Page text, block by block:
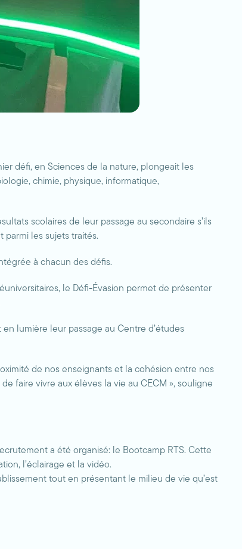
défi, en Sciences de la nature, plongeait les
chimie, physique, informatique,
scolaires de leur passage au secondaire s’ils
parmi les sujets traités.
à chacun des défis.
le Défi-Évasion permet de présenter
lumière leur passage au Centre d’études
de nos enseignants et la cohésion entre nos
faire vivre aux élèves la vie au CECM », souligne
a été organisé: le Bootcamp RTS. Cette
l’éclairage et la vidéo.
tout en présentant le milieu de vie qu’est